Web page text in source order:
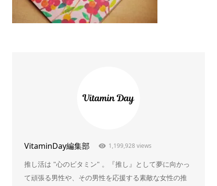
VitaminDay編集部 1,199,928 views
推し活は "心のビタミン" 。『推し』として夢に向かっ
て頑張る男性や、その男性を応援する素敵な女性の推